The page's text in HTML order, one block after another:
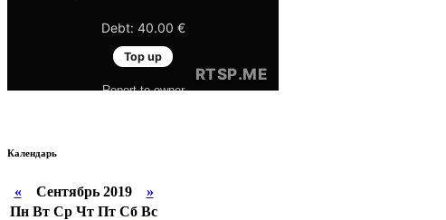
Календарь
«Сентябрь 2019 »
Пн Вт Ср Чт Пт Сб Вс